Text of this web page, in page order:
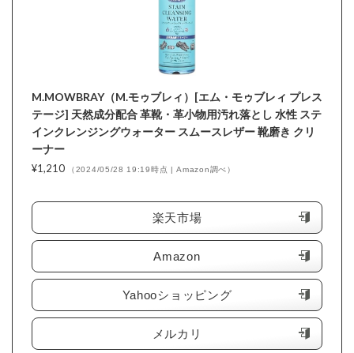
M.MOWBRAY（M.モゥブレィ）[エム・モゥブレィ プレス
テージ] 天然成分配合 革靴・革小物用汚れ落とし 水性 ステ
インクレンジングウォーター スムースレザー 靴磨き クリ
ーナー
¥1,210 （2024/05/28 19:19時点 | Amazon調べ）
Amazon
楽天市場
Yahooショッピング
メルカリ